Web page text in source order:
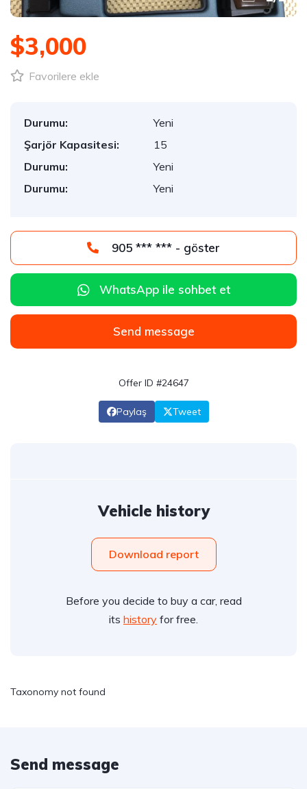
$3,000
Favorilere ekle
Durumu:
Yeni
Şarjör Kapasitesi:
15
Durumu:
Yeni
Durumu:
Yeni
905 *** *** - göster
WhatsApp ile sohbet et
Send message
Offer ID #24647
Paylaş Tweet
Vehicle history
Download report
Before you decide to buy a car, read
its history for free.
Taxonomy not found
Send message